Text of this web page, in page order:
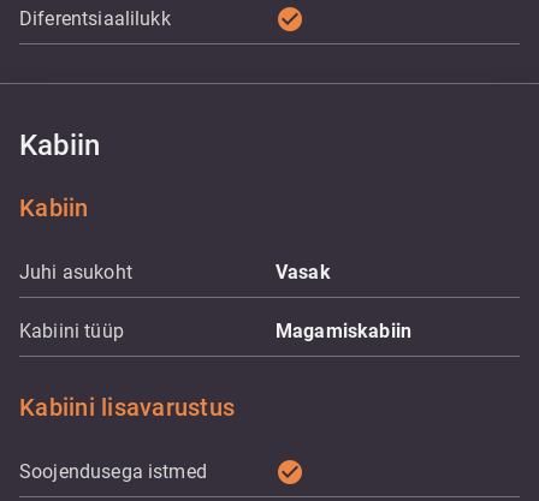
Diferentsiaalilukk check_circle
Kabiin
Kabiin
Juhi asukoht Vasak
Kabiini tüüp Magamiskabiin
Kabiini lisavarustus
Soojendusega istmed check_circle